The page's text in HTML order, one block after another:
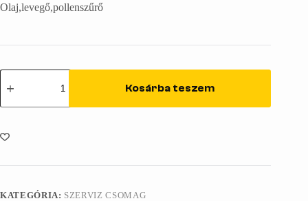
Olaj,levegő,pollenszűrő
Szerviz
csomag
453
Kosárba teszem
KATEGÓRIA: SZERVIZ CSOMAG